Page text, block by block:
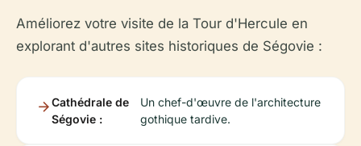
Améliorez votre visite de la Tour d'Hercule en
explorant d'autres sites historiques de Ségovie :
Cathédrale de
Ségovie :
Un chef-d'œuvre de l'architecture
gothique tardive.